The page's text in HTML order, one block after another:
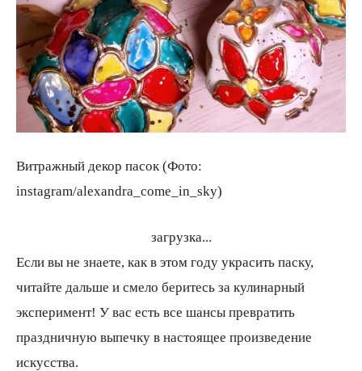
Витражный декор пасок (Фото:
instagram/alexandra_come_in_sky)
загрузка...
Если вы не знаете, как в этом году украсить паску,
читайте дальше и смело беритесь за кулинарный
эксперимент! У вас есть все шансы превратить
праздничную выпечку в настоящее произведение
искусства.